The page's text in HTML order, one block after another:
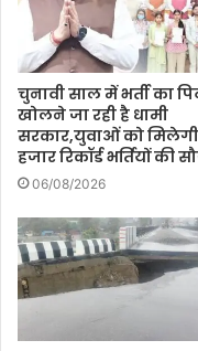
चुनावी साल में भर्ती का
खोलने जा रही है धामी
सरकार,युवाओं को
हजार रिकॉर्ड भर्तियों की
06/08/2026